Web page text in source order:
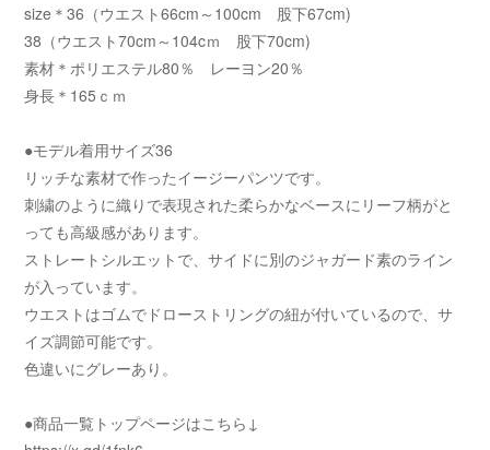
size＊36（ウエスト66cm～100cm 股下67cm)
38（ウエスト70cm～104cｍ 股下70cm)
素材＊ポリエステル80％ レーヨン20％
身長＊165ｃｍ
●モデル着用サイズ36
リッチな素材で作ったイージーパンツです。
刺繍のように織りで表現された柔らかなベースにリーフ柄がと
っても高級感があります。
ストレートシルエットで、サイドに別のジャガード素のライン
が入っています。
ウエストはゴムでドローストリングの紐が付いているので、サ
イズ調節可能です。
色違いにグレーあり。
●商品一覧トップページはこちら↓